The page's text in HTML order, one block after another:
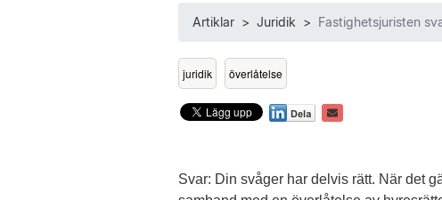
Artiklar> Juridik > Fastighetsjuristen
juridik överlåtelse
Svar: Din svåger har delvis rätt. När det